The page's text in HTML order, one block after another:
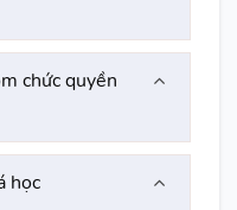
chức quyền
học